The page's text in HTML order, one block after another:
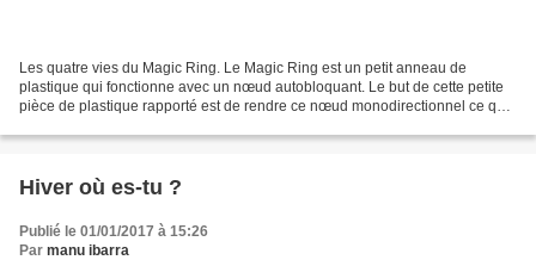
Les quatre vies du Magic Ring. Le Magic Ring est un petit anneau de
plastique qui fonctionne avec un nœud autobloquant. Le but de cette petite
pièce de plastique rapporté est de rendre ce nœud monodirectionnel ce qui
Hiver où es-tu ?
Publié le 01/01/2017 à 15:26
Par manu ibarra